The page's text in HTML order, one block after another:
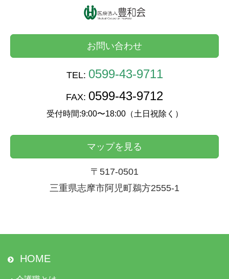
お問い合わせ
TEL: 0599-43-9711
FAX: 0599-43-9712
受付時間:9:00〜18:00（土日祝除く）
マップを見る
〒517-0501
三重県志摩市阿児町鵜方2555-1
HOME